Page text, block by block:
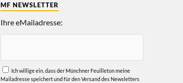
MF NEWSLETTER
Ihre eMailadresse:
Ich willige ein, dass der Münchner Feuilleton meine
Mailadresse speichert und für den Versand des Newsletters